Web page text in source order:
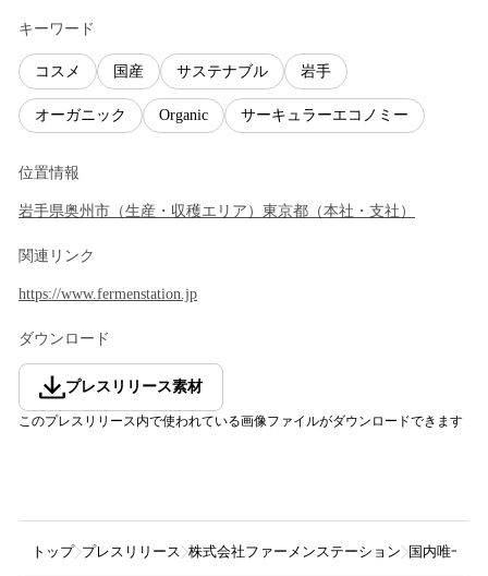
キーワード
コスメ 国産 サステナブル 岩手
オーガニック Organic サーキュラーエコノミー
位置情報
岩手県奥州市 （生産・収穫エリア ） 東京都 （本社・支社 ）
関連リンク
https://www.fermenstation.jp
ダウンロード
プレスリリース素材
このプレスリリース内で使われている画像ファイルがダウンロードできます
トップ プレスリリース 株式会社ファーメンステーション 国内唯一！